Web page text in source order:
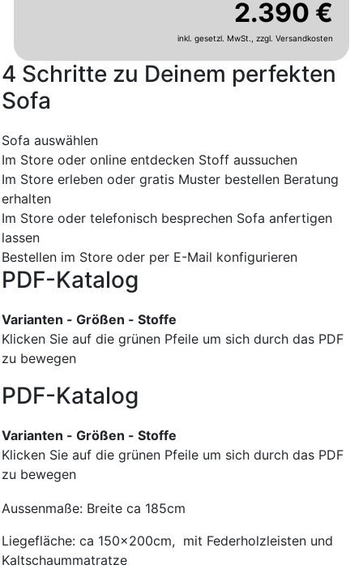
2.390 €
inkl. gesetzl. MwSt., zzgl. Versandkosten
4 Schritte zu Deinem perfekten
Sofa
Sofa auswählen
Im Store oder online entdecken Stoff aussuchen
Im Store erleben oder gratis Muster bestellen Beratung
erhalten
Im Store oder telefonisch besprechen Sofa anfertigen
lassen
Bestellen im Store oder per E-Mail konfigurieren
PDF-Katalog
Varianten - Größen - Stoffe
Klicken Sie auf die grünen Pfeile um sich durch das PDF
zu bewegen
PDF-Katalog
Varianten - Größen - Stoffe
Klicken Sie auf die grünen Pfeile um sich durch das PDF
zu bewegen
Aussenmaße: Breite ca 185cm
Liegefläche: ca 150x200cm, mit Federholzleisten und
Kaltschaummatratze